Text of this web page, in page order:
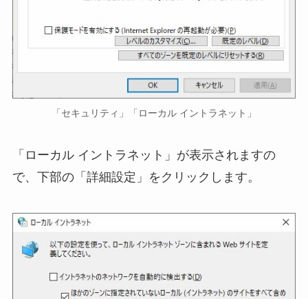
「セキュリティ」「ローカル イントラネット」
「ローカル イントラネット」が表示されますの
で、下部の「詳細設定」をクリックします。